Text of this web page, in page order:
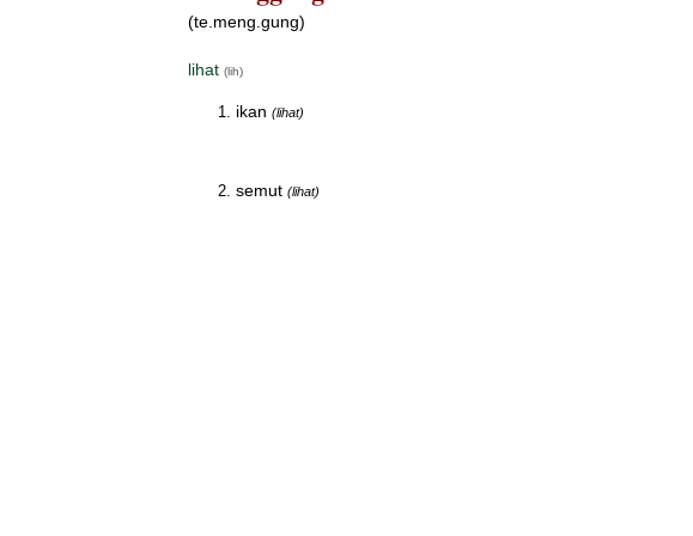
(te.meng.gung)
lihat (lih)
ikan (lihat)
semut (lihat)